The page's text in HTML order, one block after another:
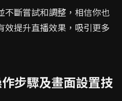
不斷嘗試和調整，相信你也
效提升直播效果，吸引更多
步驟及畫面設置技